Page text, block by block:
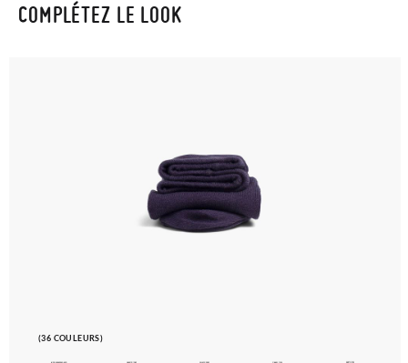
COMPLÉTEZ LE LOOK
(36 COULEURS)